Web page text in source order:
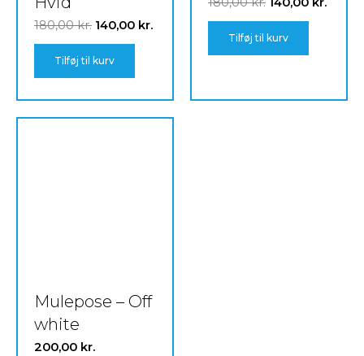
180,00kr. 140,00 kr.
Tilføj til kurv
Tilføj til kurv
Mulepose – Off
white
200,00 kr.